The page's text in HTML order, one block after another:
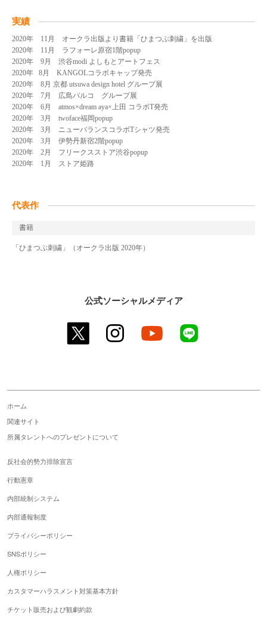
実績
2020年 11月 オークラ出版より書籍「ひまつぶ刺繍」を出版
2020年 11月 ラフォーレ原宿1階popup
2020年 9月 渋谷modi よしもとアートフェス
2020年 8月 KANGOLコラボキャップ発売
2020年 8月 京都 utsuwa design hotel グループ展
2020年 7月 広島パルコ グループ展
2020年 6月 atmos×dream aya×上田 コラボT発売
2020年 3月 twoface福岡popup
2020年 3月 ニューバランスコラボTシャツ発売
2020年 3月 伊勢丹新宿2階popup
2020年 2月 フリークスストア渋谷popup
2020年 1月 ストア姫路
代表作
書籍
「ひまつぶ刺繍」（オークラ出版 2020年）
公式ソーシャルメディア
twitter instagram youtube
ホーム
関連サイト
所属タレントへのプレゼントについて
反社会的勢力排除宣言
行動憲章
内部統制システム
内部通報制度
プライバシーポリシー
SNSポリシー
人権ポリシー
カスタマーハラスメント対策基本方針
チケット販売および観劇約款